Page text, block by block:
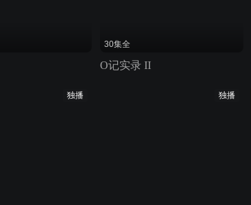
30集全
O记实录 II
独播 独播